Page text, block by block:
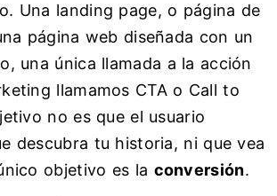
Una landing page, o página de
página web diseñada con un
una única llamada a la acción
llamamos CTA o Call to
no es que el usuario
descubra tu historia, ni que vea
objetivo es la conversión.